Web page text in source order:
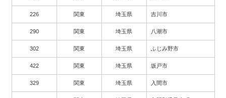
226 関東 埼玉県 吉川市
290 関東 埼玉県 八潮市
302 関東 埼玉県 ふじみ野市
422 関東 埼玉県 坂戸市
329 関東 埼玉県 入間市